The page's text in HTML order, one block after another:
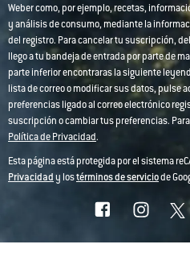
Weber como, por ejemplo, recetas,
y análisis de consumo, mediante la
del registro. Para cancelar tu suscripción,
llego a tu bandeja de entrada por parte de
parte inferior encontraras la siguiente
lista de correo o modificar sus datos, pulse
preferencias ligado al correo electrónico
suscripción o cambiar tus preferencias.
Política de Privacidad.
Esta página está protegida por el sistema
Privacidady lostérminos de serviciode